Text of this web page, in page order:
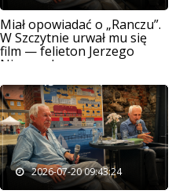
Miał opowiadać o „Ranczu”.
W Szczytnie urwał mu się
film — felieton Jerzego
Niemczuka
2026-07-20 09:43:24